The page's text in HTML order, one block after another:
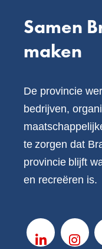
Samen
maken
De provincie
bedrijven,
te zorgen dat
provincie blijft
en recreëren is.